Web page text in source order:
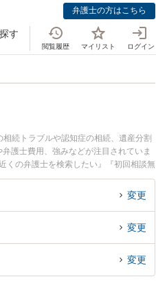
弁護士の方はこちら
す
閲覧履歴 マイリスト ログイン
続トラブルや認知症の相続、遺産分割
護士費用、強みなどが注目されていま
くの弁護士を検索したい』『初回相談無
変更
変更
変更